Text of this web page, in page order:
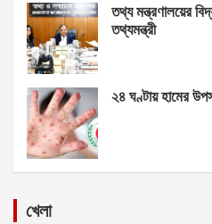
তথ্য মন্ত্রণালয়ের
তথ্যমন্ত্রী
২৪ ঘণ্টায় হামের
খেলা